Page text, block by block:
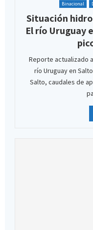
Binacional
Situación
El río Uruguay
Reporte actualizado
río Uruguay en
Salto, caudales de